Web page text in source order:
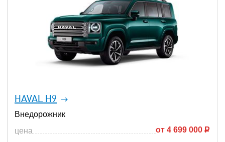
HAVAL H9
Внедорожник
цена
от 4 699 000 Р